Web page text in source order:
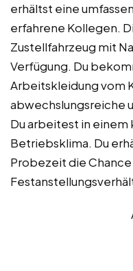
erhältst eine
erfahrene Kollegen.
Zustellfahrzeug mit
Verfügung. Du
Arbeitskleidung vom
abwechslungsreiche
Du arbeitest in
Betriebsklima. Du
Probezeit die